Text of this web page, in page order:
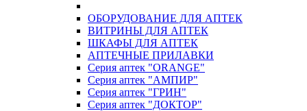
ОБОРУДОВАНИЕ ДЛЯ АПТЕК
ВИТРИНЫ ДЛЯ АПТЕК
ШКАФЫ ДЛЯ АПТЕК
АПТЕЧНЫЕ ПРИЛАВКИ
Серия аптек "ORANGE"
Серия аптек "АМПИР"
Серия аптек "ГРИН"
Серия аптек "ДОКТОР"